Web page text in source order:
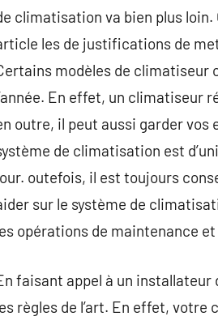
climatisation va bien plus loin.
les de justifications de
modèles de climatiseur
En effet, un climatiseur
outre, il peut aussi garder vos
de climatisation est
outefois, il est toujours
sur le système de
opérations de maintenance et
faisant appel à un installateur
règles de l’art. En effet,